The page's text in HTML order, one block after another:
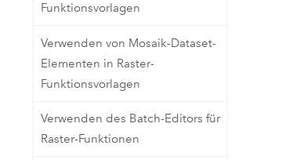
Funktionsvorlagen
Verwenden von Mosaik-Dataset-
Elementen in Raster-
Funktionsvorlagen
Verwenden des Batch-Editors für
Raster-Funktionen